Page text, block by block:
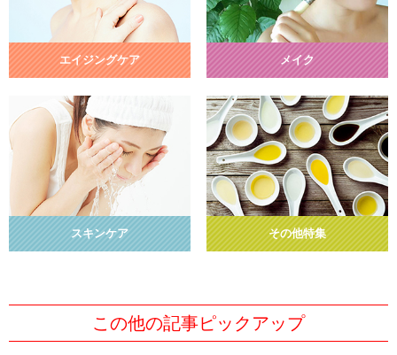
エイジングケア メイク
スキンケア その他特集
この他の記事ピックアップ